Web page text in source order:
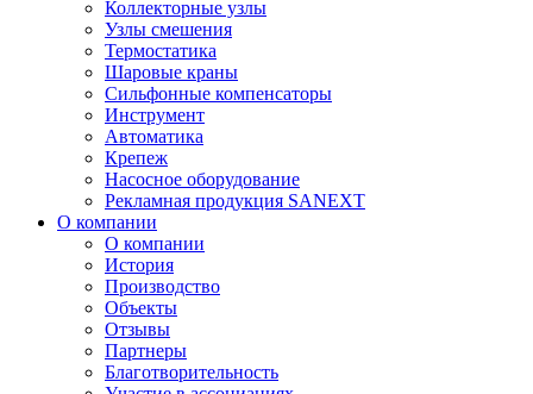
Коллекторные узлы
Узлы смешения
Термостатика
Шаровые краны
Сильфонные компенсаторы
Инструмент
Автоматика
Крепеж
Насосное оборудование
Рекламная продукция SANEXT
О компании
О компании
История
Производство
Объекты
Отзывы
Партнеры
Благотворительность